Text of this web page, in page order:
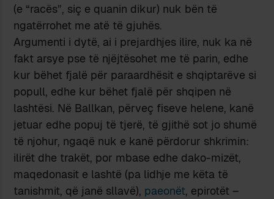
(e “racës”, siç e quanin dikur) nuk bën të
ngatërrohet me atë të gjuhës.
Argumenti i dytë, ai i prejardhjes ilire, nuk ka në
fakt arsye pse të njëjtësohet me të parin, edhe
kur bëhet fjalë për paraardhësit e shqiptarëve si
popull, edhe kur bëhet fjalë për shqipen në
lashtësi. Në Ballkan, përveç fiseve helene, kanë
jetuar edhe popuj të tjerë, të gjithë sot jo shumë
të njohur, ngaqë nuk e kanë përdorur shkrimin:
ilirët dhe trakët, por mbase edhe dako-mizët,
maqedonasit e lashtë (pa lidhje me këta të
tanishmit, që janë sllavë), paeonët, epirotët –